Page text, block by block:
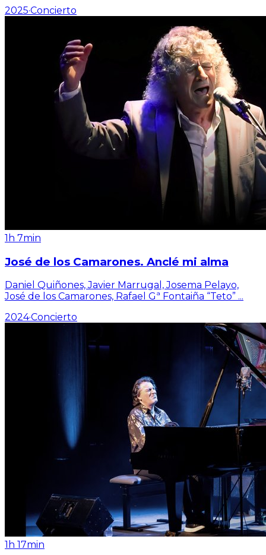
2025·Concierto
1h 7min
José de los Camarones. Anclé mi alma
Daniel Quiñones, Javier Marrugal, Josema Pelayo,
José de los Camarones, Rafael Gª Fontaiña “Teto” ...
2024·Concierto
1h 17min